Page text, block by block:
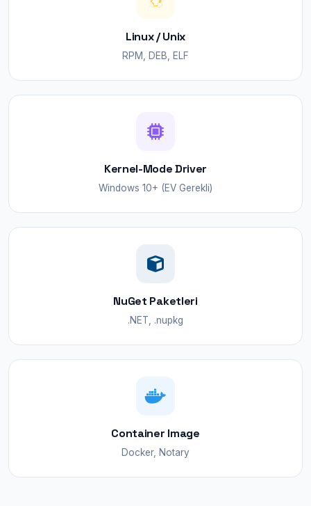
Linux / Unix
RPM, DEB, ELF
Kernel-Mode Driver
Windows 10+ (EV Gerekli)
NuGet Paketleri
.NET, .nupkg
Container Image
Docker, Notary